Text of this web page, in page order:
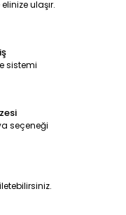
ulaşır.
sistemi
seçeneği